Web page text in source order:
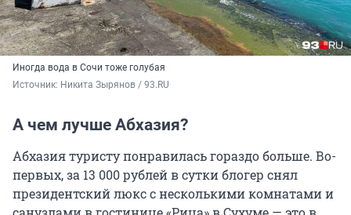
Иногда вода в Сочи тоже голубая
Источник: Никита Зырянов / 93.RU
А чем лучше Абхазия?
Абхазия туристу понравилась гораздо больше. Во-
первых, за 13 000 рублей в сутки блогер снял
президентский люкс с несколькими комнатами и